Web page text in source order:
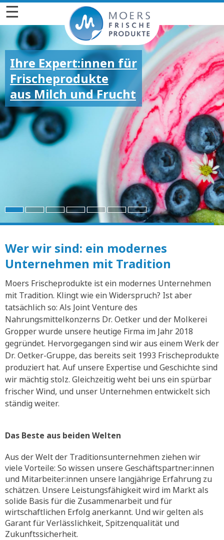
☰
Ihre Expert:innen für
Frischeprodukte
aus Milch und Frucht
Für die großen und
kleinen Emotionen
Wer wir sind: ein modernes
Unternehmen mit Tradition
Moers Frischeprodukte ist ein modernes Unternehmen
mit Tradition. Klingt wie ein Widerspruch? Ist aber
tatsächlich so: Als Joint Venture des
Nahrungsmittelkonzerns Dr. Oetker und der Molkerei
Gropper wurde unsere heutige Firma im Jahr 2018
gegründet. Hervorgegangen sind wir aus einem Werk der
Dr. Oetker-Gruppe, das bereits seit 1993 Frischeprodukte
produziert hat. Auf unsere Expertise und Geschichte sind
wir mächtig stolz. Gleichzeitig weht bei uns ein spürbar
frischer Wind, und unser Unternehmen entwickelt sich
ständig weiter.
Das Beste aus beiden Welten
Aus der Welt der Traditionsunternehmen ziehen wir
viele Vorteile: So wissen unsere Geschäftspartner:innen
und Mitarbeiter:innen unsere langjährige Erfahrung zu
schätzen. Unsere Leistungsfähigkeit wird im Markt als
solide Basis für die Zusammenarbeit und für
wirtschaftlichen Erfolg anerkannt. Und wir gelten als
Garant für Verlässlichkeit, Spitzenqualität und
Zukunftssicherheit.